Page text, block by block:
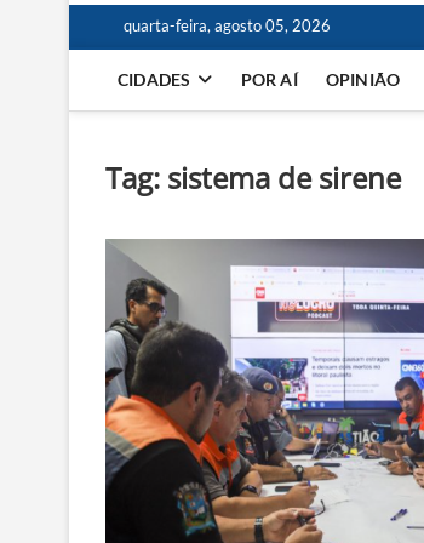
quarta-feira, agosto 05, 2026
CIDADES POR AÍ OPINIÃO
Tag: sistema de sirene